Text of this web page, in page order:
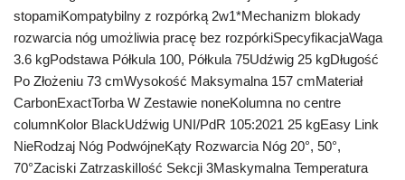
stopamiKompatybilny z rozpórką 2w1*Mechanizm blokady
rozwarcia nóg umożliwia pracę bez rozpórkiSpecyfikacjaWaga
3.6 kgPodstawa Półkula 100, Półkula 75Udźwig 25 kgDługość
Po Złożeniu 73 cmWysokość Maksymalna 157 cmMateriał
CarbonExactTorba W Zestawie noneKolumna no centre
columnKolor BlackUdźwig UNI/PdR 105:2021 25 kgEasy Link
NieRodzaj Nóg PodwójneKąty Rozwarcia Nóg 20°, 50°,
70°Zaciski ZatrzaskiIlość Sekcji 3Maskymalna Temperatura